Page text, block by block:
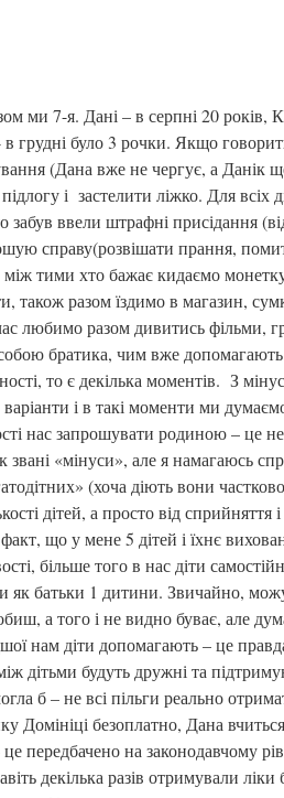
ми 7-я. Дані – в серпні 20 років,
в грудні було 3 рочки. Якщо
(Дана вже не чергує, а Данік
і застелити ліжко. Для всіх
забув ввели штрафні присідання
справу(розвішати прання,
тими хто бажає кидаємо
також разом їздимо в магазин,
любимо разом дивитись фільми,
братика, чим вже
то є декілька моментів. З
варіанти і в такі моменти ми
нас запрошувати родиною – це
«мінуси», але я намагаюсь
(хоча діють вони
дітей, а просто від
що у мене 5 дітей і їхнє
більше того в нас діти
як батьки 1 дитини. Звичайно,
а того і не видно буває, але
нам діти допомагають – це
дітьми будуть дружні та
б – не всі пільги реально
Домініці безоплатно, Дана
це передбачено на законодавчому
декілька разів отримували